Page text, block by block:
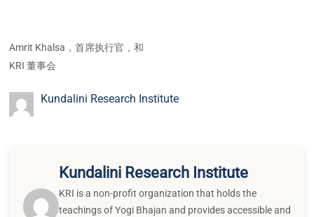
Amrit Khalsa，首席执行官，和
KRI 董事会
Kundalini Research Institute
Kundalini Research Institute
KRI is a non-profit organization that holds the
teachings of Yogi Bhajan and provides accessible and